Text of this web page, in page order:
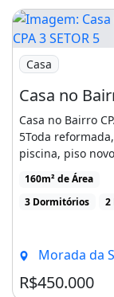
Imagem: Casa
Casa
Casa no Bairro
5Toda
piscina, piso
nova.Descrição
160m² de Área
3 Dormitórios
2
Morada da
R$450.000